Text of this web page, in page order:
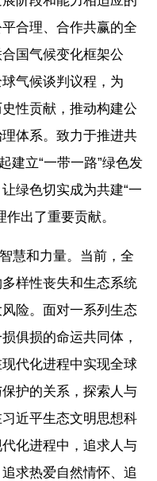
合理、合作共赢的全
国气候变化框架公
气候谈判议程，为
性贡献，推动构建公
体系。致力于推进共
建立“一带一路”绿色发
绿色切实成为共建“一
出了重要贡献。
慧和力量。当前，全
样性丧失和生态系统
险。面对一系列生态
俱损的命运共同体，
代化进程中实现全球
护的关系，探索人与
近平生态文明思想科
化进程中，追求人与
求热爱自然情怀、追